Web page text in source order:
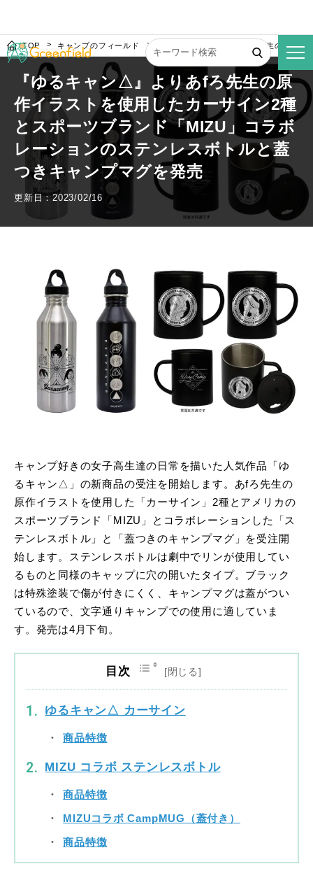
TOP キャンプのフィールド 『ゆるキャン△』よりあfろ先生の原作イ
『ゆるキャン△』よりあfろ先生の原
作イラストを使用したカーサイン2種
とスポーツブランド「MIZU」コラボ
レーションのステンレスボトルと蓋
つきキャンプマグを発売
更新日：2023/02/16
キャンプ好きの女子高生達の日常を描いた人気作品「ゆ
るキャン△」の新商品の受注を開始します。あfろ先生の
原作イラストを使用した「カーサイン」2種とアメリカの
スポーツブランド「MIZU」とコラボレーションした「ス
テンレスボトル」と「蓋つきのキャンプマグ」を受注開
始します。ステンレスボトルは劇中でリンが使用してい
るものと同様のキャップに穴の開いたタイプ。ブラック
は特殊塗装で傷が付きにくく、キャンプマグは蓋がつい
ているので、文字通りキャンプでの使用に適していま
す。発売は4月下旬。
目次
ゆるキャン△ カーサイン
商品特徴
MIZU コラボ ステンレスボトル
商品特徴
MIZUコラボ CampMUG（蓋付き）
商品特徴